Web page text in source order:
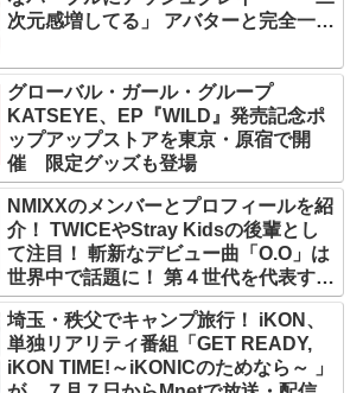
次元感増してる」 アバターと完全一致
グローバル・ガール・グループ
KATSEYE、EP『WILD』発売記念ポ
ップアップストアを東京・原宿で開
催 限定グッズも登場
NMIXXのメンバーとプロフィールを紹
介！ TWICEやStray Kidsの後輩とし
て注目！ 斬新なデビュー曲「O.O」は
世界中で話題に！ 第４世代を代表する
美女ソリュンをはじめ、全員ビジュア
ルメンバーといわれるその魅力をチェ
ック
埼玉・秩父でキャンプ旅行！ iKON、
単独リアリティ番組「GET READY,
iKON TIME!～iKONICのためなら～ 」